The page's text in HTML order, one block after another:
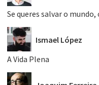
Se queres salvar o
Ismael López
A Vida Plena